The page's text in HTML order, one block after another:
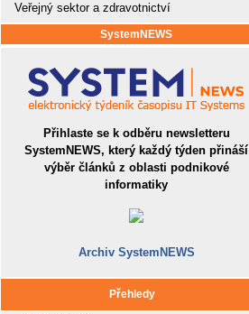
Veřejný sektor a zdravotnictví
SystemNEWS
Přihlaste se k odběru newsletteru
SystemNEWS, který každý týden přináší
výběr článků z oblasti podnikové
informatiky
Archiv SystemNEWS
Přehledy